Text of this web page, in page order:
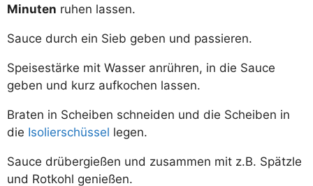
Minuten ruhen lassen.
Sauce durch ein Sieb geben und passieren.
Speisestärke mit Wasser anrühren, in die Sauce
geben und kurz aufkochen lassen.
Braten in Scheiben schneiden und die Scheiben in
die Isolierschüssel legen.
Sauce drübergießen und zusammen mit z.B. Spätzle
und Rotkohl genießen.